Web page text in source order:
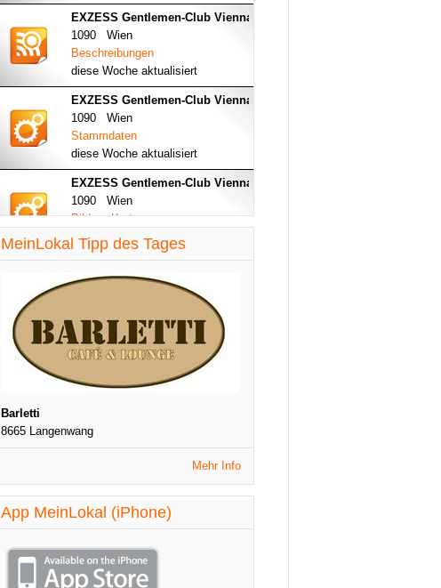
EXZESS Gentlemen-Club Vienna
1090 Wien
Beschreibungen
diese Woche aktualisiert
EXZESS Gentlemen-Club Vienna
1090 Wien
Stammdaten
diese Woche aktualisiert
EXZESS Gentlemen-Club Vienna
1090 Wien
Bilder - Karte
diese Woche aktualisiert
1090 Wien
diese Woche aktualisiert
MeinLokal Tipp des Tages
Barletti
8665 Langenwang
Mehr Info
App MeinLokal (iPhone)